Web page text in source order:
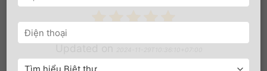
Tác giả: Hồng Thơm